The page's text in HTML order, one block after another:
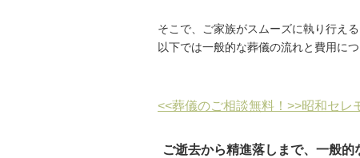
そこで、ご家族がスムーズに執り行え
以下では一般的な葬儀の流れと費用に
<<葬儀のご相談無料！>>昭和セレ
ご逝去から精進落しまで、一般的